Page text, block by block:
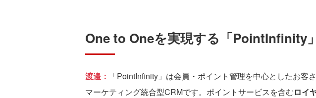
One to Oneを実現する「PointInfinity
渡邉：
「PointInfinity」は会員・ポイント管理を中心としたお客
マーケティング統合型CRMです。ポイントサービスを含むロイ